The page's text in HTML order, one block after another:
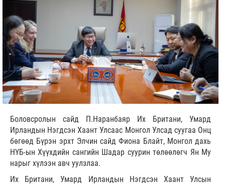
Боловсролын сайд П.Наранбаяр Их Британи, Умард
Ирландын Нэгдсэн Хаант Улсаас Монгол Улсад суугаа Онц
бөгөөд Бүрэн эрхт Элчин сайд Фиона Блайт, Монгол дахь
НҮБ-ын Хүүхдийн сангийн Шадар суурин төлөөлөгч Ян Му
нарыг хүлээн авч уулзлаа.
Их Британи, Умард Ирландын Нэгдсэн Хаант Улсын